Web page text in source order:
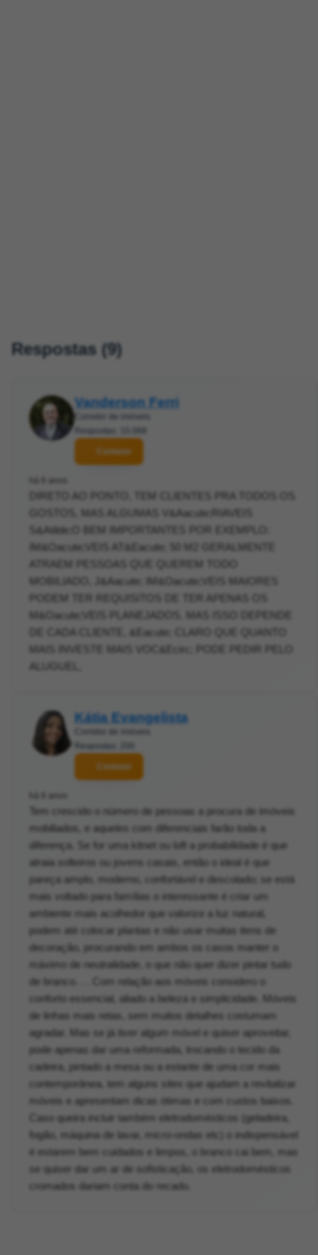
Respostas (9)
Vanderson Ferri
Corretor de imóveis
Respostas: 10.068
Contatar
há 6 anos
DIRETO AO PONTO, TEM CLIENTES PRA TODOS OS
GOSTOS, MAS ALGUMAS V&Aacute;RIAVEIS
S&Atilde;O BEM IMPORTANTES POR EXEMPLO:
IM&Oacute;VEIS AT&Eacute; 50 M2 GERALMENTE
ATRAEM PESSOAS QUE QUEREM TODO
MOBILIADO, J&Aacute; IM&Oacute;VEIS MAIORES
PODEM TER REQUISITOS DE TER APENAS OS
M&Oacute;VEIS PLANEJADOS. MAS ISSO DEPENDE
DE CADA CLIENTE, &Eacute; CLARO QUE QUANTO
MAIS INVESTE MAIS VOC&Ecirc; PODE PEDIR PELO
Kátia Evangelista
Corretor de imóveis
Respostas: 200
Contatar
há 6 anos
Tem crescido o número de pessoas a procura de imóveis
mobiliados, e aqueles com diferenciais farão toda a
diferença. Se for uma kitnet ou loft a probabilidade é que
atraia solteiros ou jovens casais, então o ideal é que
pareça amplo, moderno, confortável e descolado; se está
mais voltado para famílias o interessante é criar um
ambiente mais acolhedor que valorize a luz natural,
podem até colocar plantas e não usar muitas itens de
decoração, procurando em ambos os casos manter o
máximo de neutralidade, o que não quer dizer pintar tudo
de branco. . . Com relação aos móveis considero o
conforto essencial, aliado a beleza e simplicidade. Móveis
de linhas mais retas, sem muitos detalhes costumam
agradar. Mas se já tiver algum móvel e quiser aproveitar,
pode apenas dar uma reformada, trocando o tecido da
cadeira, pintado a mesa ou a estante de uma cor mais
contemporânea, tem alguns sites que ajudam a revitalizar
móveis e apresentam dicas ótimas e com custos baixos.
Caso queira incluir também eletrodomésticos (geladeira,
fogão, máquina de lavar, micro-ondas etc) o indispensável
é estarem bem cuidados e limpos, o branco cai bem, mas
se quiser dar um ar de sofisticação, os eletrodomésticos
cromados dariam conta do recado.